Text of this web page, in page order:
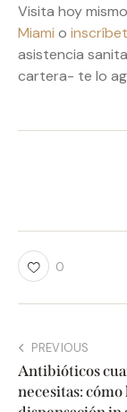
Visita hoy
Miami o
asistencia
cartera- te lo
0
PREVIOUS
Antibióticos
necesitas: cómo